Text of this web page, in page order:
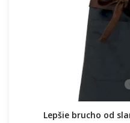
Lepšie brucho od